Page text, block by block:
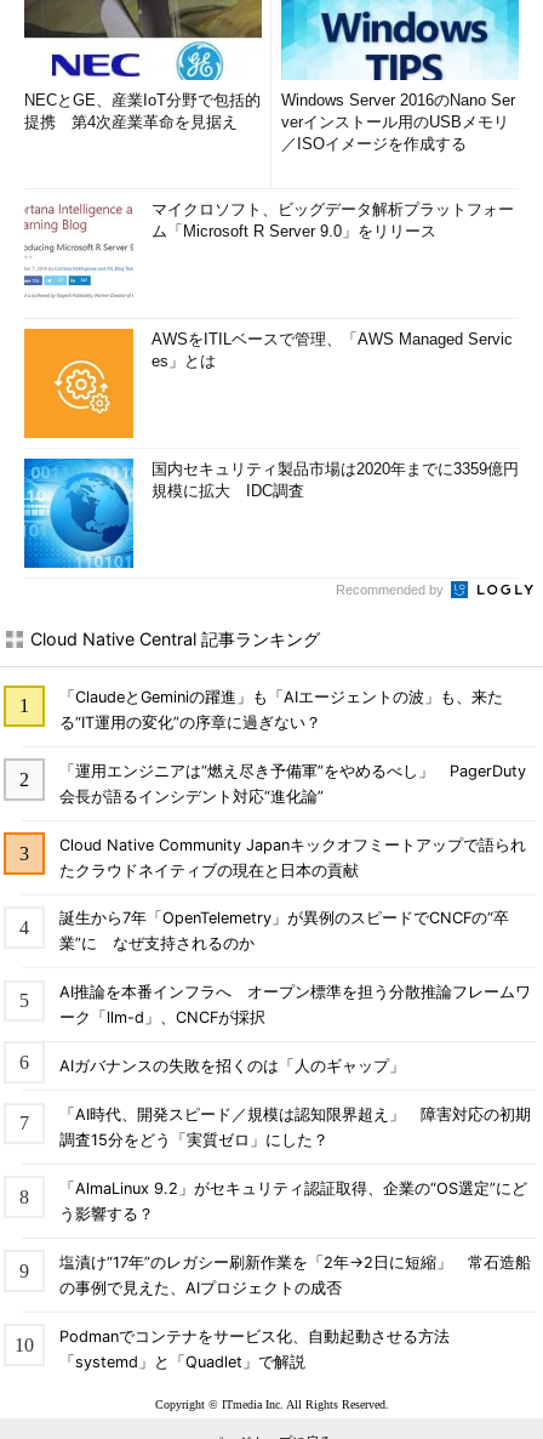
NECとGE、産業IoT分野で包括的
提携 第4次産業革命を見据え
Windows Server 2016のNano Ser
verインストール用のUSBメモリ
／ISOイメージを作成する
マイクロソフト、ビッグデータ解析プラットフォー
ム「Microsoft R Server 9.0」をリリース
AWSをITILベースで管理、「AWS Managed Servic
es」とは
国内セキュリティ製品市場は2020年までに3359億円
規模に拡大 IDC調査
Recommended by
Cloud Native Central 記事ランキング
「ClaudeとGeminiの躍進」も「AIエージェントの波」も、来た
る“IT運用の変化”の序章に過ぎない？
「運用エンジニアは“燃え尽き予備軍”をやめるべし」 PagerDuty
会長が語るインシデント対応“進化論”
Cloud Native Community Japanキックオフミートアップで語られ
たクラウドネイティブの現在と日本の貢献
誕生から7年「OpenTelemetry」が異例のスピードでCNCFの“卒
業”に なぜ支持されるのか
AI推論を本番インフラへ オープン標準を担う分散推論フレームワ
ーク「llm-d」、CNCFが採択
AIガバナンスの失敗を招くのは「人のギャップ」
「AI時代、開発スピード／規模は認知限界超え」 障害対応の初期
調査15分をどう「実質ゼロ」にした？
「AlmaLinux 9.2」がセキュリティ認証取得、企業の“OS選定”にど
う影響する？
塩漬け“17年”のレガシー刷新作業を「2年→2日に短縮」 常石造船
の事例で見えた、AIプロジェクトの成否
Podmanでコンテナをサービス化、自動起動させる方法
「systemd」と「Quadlet」で解説
Copyright © ITmedia Inc. All Rights Reserved.